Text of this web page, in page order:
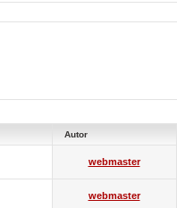
Autor
webmaster
webmaster